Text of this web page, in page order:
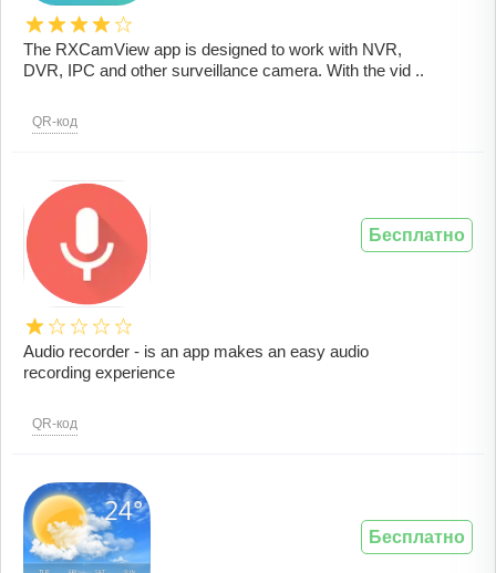
The RXCamView app is designed to work with NVR,
DVR, IPC and other surveillance camera. With the vid ..
QR-код
Audio recorder - is an app makes an easy audio
recording experience
QR-код
Бесплатно
Бесплатно